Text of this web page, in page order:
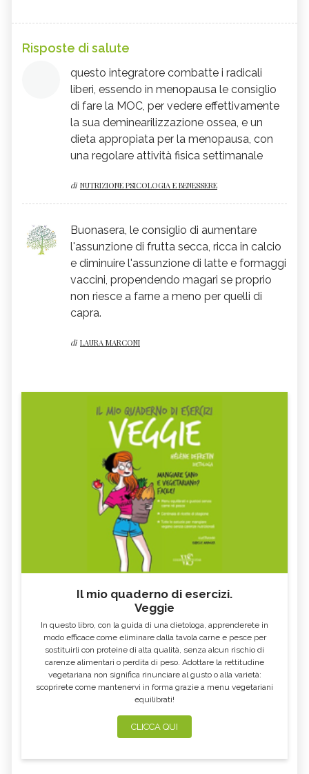
Risposte di salute
questo integratore combatte i radicali
liberi, essendo in menopausa le consiglio
di fare la MOC, per vedere effettivamente
la sua deminearilizzazione ossea, e un
dieta appropiata per la menopausa, con
una regolare attività fisica settimanale
di NUTRIZIONE PSICOLOGIA E BENESSERE
Buonasera, le consiglio di aumentare
l'assunzione di frutta secca, ricca in calcio
e diminuire l'assunzione di latte e formaggi
vaccini, propendendo magari se proprio
non riesce a farne a meno per quelli di
capra.
di LAURA MARCONI
Il mio quaderno di esercizi.
Veggie
In questo libro, con la guida di una dietologa, apprenderete in
modo efficace come eliminare dalla tavola carne e pesce per
sostituirli con proteine di alta qualità, senza alcun rischio di
carenze alimentari o perdita di peso. Adottare la rettitudine
vegetariana non significa rinunciare al gusto o alla varietà:
scoprirete come mantenervi in forma grazie a menu vegetariani
equilibrati!
CLICCA QUI